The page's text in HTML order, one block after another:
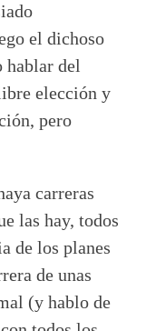
el dichoso
del
elección y
pero
carreras
las hay, todos
de los planes
de unas
(y hablo de